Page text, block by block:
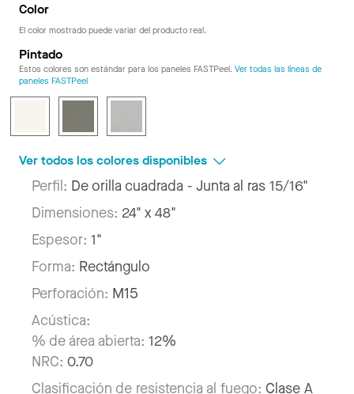
Color
El color mostrado puede variar del producto real.
Pintado
Estos colores son estándar para los paneles FASTPeel. Ver todas las líneas de
paneles FASTPeel
Ver todos los colores disponibles
Perfil: De orilla cuadrada - Junta al ras 15/16"
Dimensiones: 24" x 48"
Espesor: 1"
Forma: Rectángulo
Perforación: M15
Acústica:
% de área abierta: 12%
NRC: 0.70
Clasificación de resistencia al fuego: Clase A